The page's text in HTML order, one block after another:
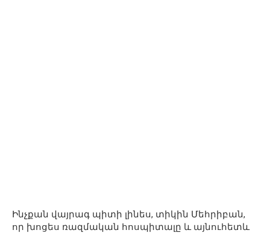
Ինչքան վայրագ պիտի լինես, տիկին Մեհրիբան,
որ խոցես ռազմական հոսպիտալը և այնուհետև